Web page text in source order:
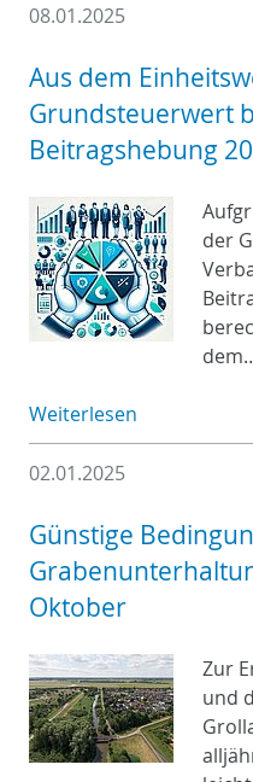
08.01.2025
Aus dem
Grundsteuerwert
Beitragshebung
der
Weiterlesen
02.01.2025
Günstige
Oktober
Zur
und